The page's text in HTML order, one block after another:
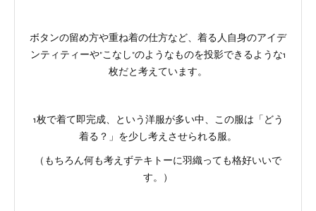
ボタンの留め方や重ね着の仕方など、着る人自身のアイデ
ンティティーや"こなし"のようなものを投影できるような1
枚だと考えています。
1枚で着て即完成、という洋服が多い中、この服は「どう
着る？」を少し考えさせられる服。
（もちろん何も考えずテキトーに羽織っても格好いいで
す。）